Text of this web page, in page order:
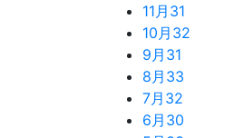
11月 31
10月 32
9月 31
8月 33
7月 32
6月 30